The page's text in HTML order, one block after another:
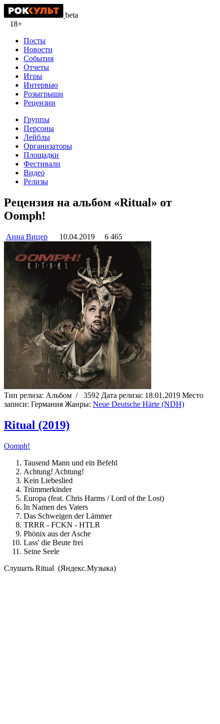
beta
18+
Посты
Новости
События
Отчеты
Игры
Интервью
Розыгрыши
Рецензии
Группы
Персоны
Лейблы
Организаторы
Площадки
Фестивали
Видео
Релизы
Рецензия на альбом «Ritual» от
Oomph!
Анна Вицер 10.04.2019 6 465
Тип релиза: Альбом / 3592 Дата релиза: 18.01.2019 Место
записи: Германия Жанры: Neue Deutsche Härte (NDH)
Ritual (2019)
Oomph!
Tausend Mann und ein Befehl
Achtung! Achtung!
Kein Liebeslied
Trümmerkinder
Europa (feat. Chris Harms / Lord of the Lost)
In Namen des Vaters
Das Schweigen der Lämmer
TRRR - FCKN - HTLR
Phönix aus der Asche
Lass' die Beute frei
Seine Seele
Cлушать Ritual (Яндекс.Музыка)